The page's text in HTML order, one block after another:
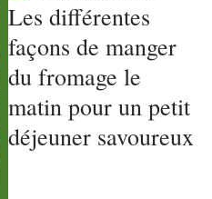
Les différentes
façons de manger
du fromage le
matin pour un petit
déjeuner savoureux